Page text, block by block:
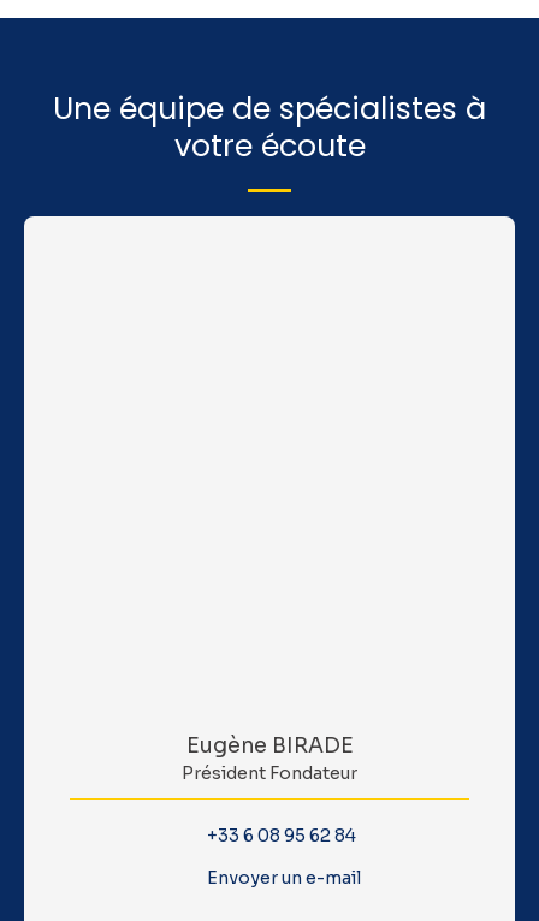
Une équipe de spécialistes à
votre écoute
Eugène BIRADE
Président Fondateur
+33 6 08 95 62 84
Envoyer un e-mail